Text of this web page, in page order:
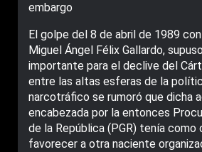
embargo
El golpe del 8 de abril de 1989
Miguel Ángel Félix Gallardo,
importante para el declive del
entre las altas esferas de la
narcotráfico se rumoró que dicha
encabezada por la entonces
de la República (PGR) tenía como
favorecer a otra naciente